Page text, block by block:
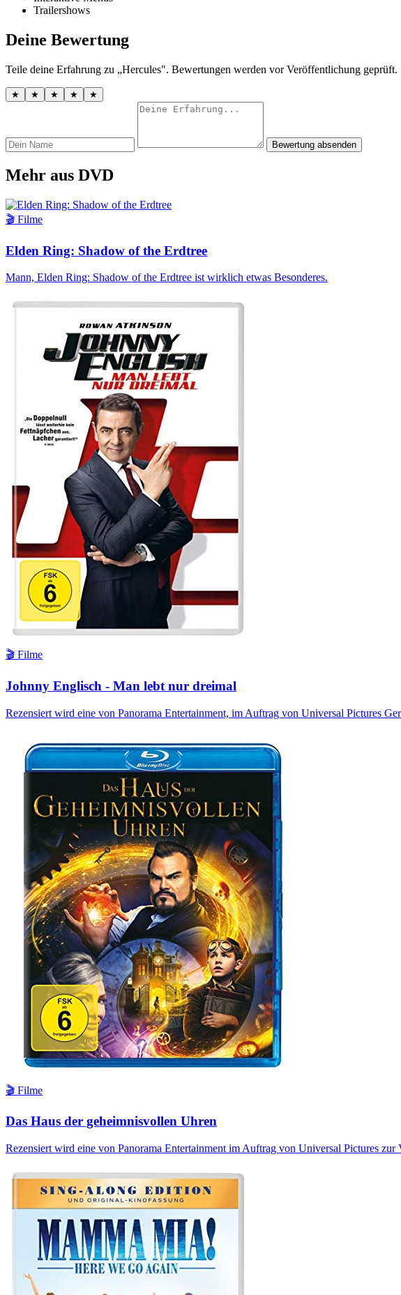
Trailershows
Deine Bewertung
Teile deine Erfahrung zu „Hercules". Bewertungen werden vor Veröffentlichung geprüft.
★ ★ ★ ★ ★
Bewertung absenden
Mehr aus DVD
🎬 Filme
Elden Ring: Shadow of the Erdtree
Mann, Elden Ring: Shadow of the Erdtree ist wirklich etwas Besonderes.
🎬 Filme
Johnny Englisch - Man lebt nur dreimal
Rezensiert wird eine von Panorama Entertainment, im Auftrag von Universal Pictures
🎬 Filme
Das Haus der geheimnisvollen Uhren
Rezensiert wird eine von Panorama Entertainment im Auftrag von Universal Pictures zur